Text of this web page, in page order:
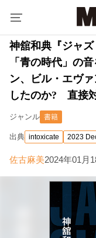
神舘和典『ジャ
「青の時代」の
ン、ビル・エヴ
したのか? 直接
ジャンル 書籍
出典 intoxicate 2023
佐古麻美2024年01月